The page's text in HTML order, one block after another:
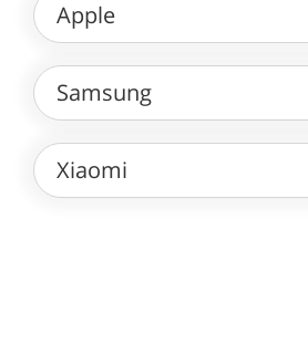
Apple
Samsung
Xiaomi